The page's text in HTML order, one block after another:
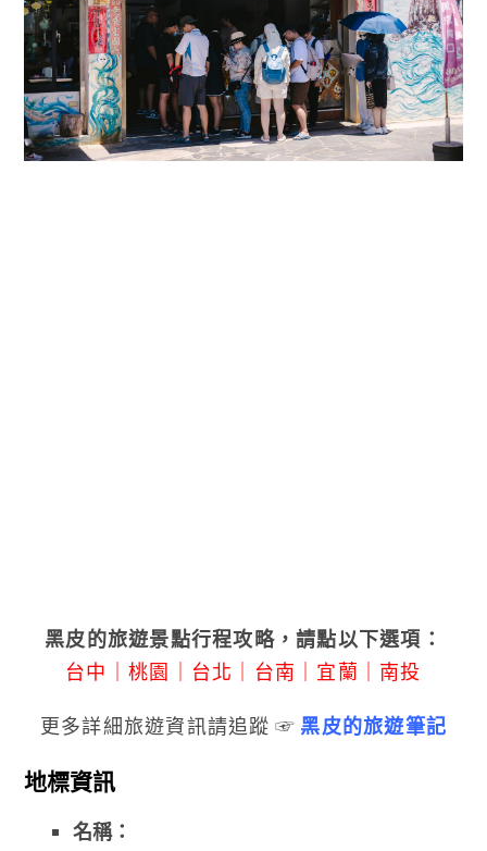
黑皮的旅遊景點行程攻略，請點以下選項：
台中
｜桃園 台北 台南 宜蘭 南投
更多詳細旅遊資訊請追蹤 ☞ 黑皮的旅遊筆記
地標資訊
名稱：